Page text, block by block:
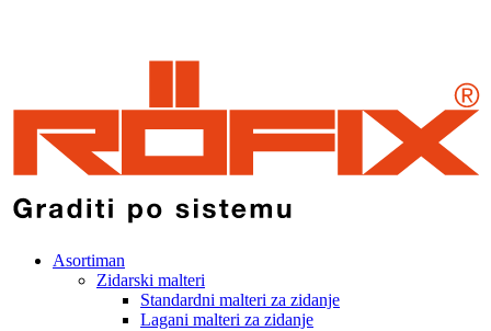
Asortiman
Zidarski malteri
Standardni malteri za zidanje
Lagani malteri za zidanje